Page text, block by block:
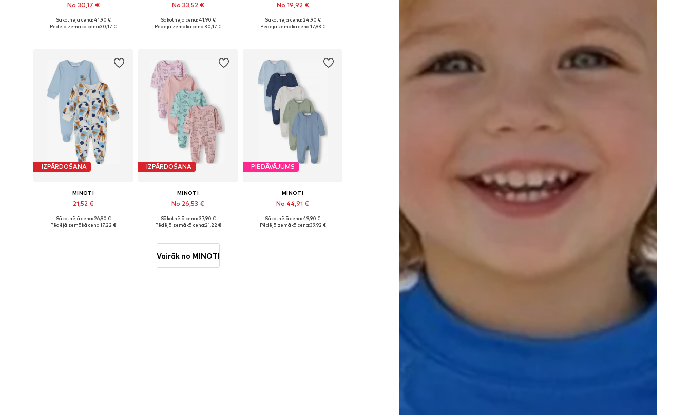
No 30,17 €
Pieejams daudzos izmēros
Sākotnējā cena: 41,90 €
Pēdējā zemākā cena:30,17 €
No 33,52 €
Pieejams daudzos izmēros
Sākotnējā cena: 41,90 €
Pēdējā zemākā cena:30,17 €
No 19,92 €
Pieejams daudzos izmēros
Sākotnējā cena: 24,90 €
Pēdējā zemākā cena:17,93 €
IZPĀRDOŠANA
MINOTI
21,52 €
Pieejamie izmēri: 80-86, 86-92
Sākotnējā cena: 26,90 €
Pēdējā zemākā cena:17,22 €
IZPĀRDOŠANA
MINOTI
No 26,53 €
Sākotnējā cena: 37,90 €
Pēdējā zemākā cena:21,22 €
PIEDĀVĀJUMS
MINOTI
No 44,91 €
Pieejams daudzos izmēros
Sākotnējā cena: 49,90 €
Pēdējā zemākā cena:39,92 €
Vairāk no MINOTI